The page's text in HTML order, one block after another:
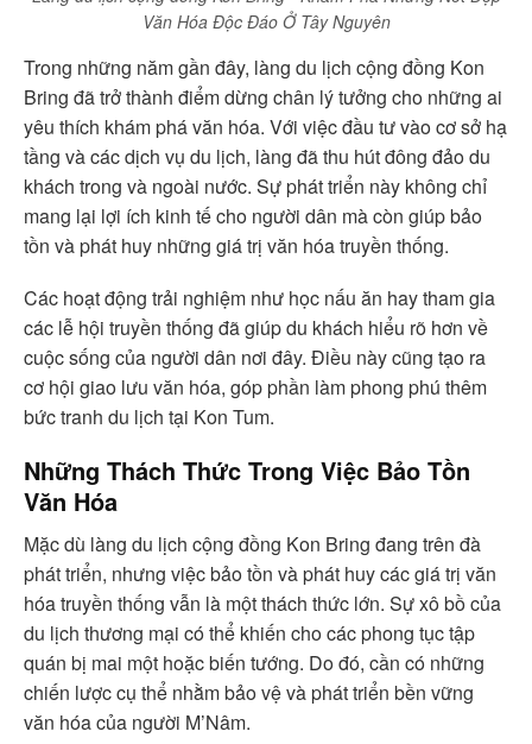
Văn Hóa Độc Đáo Ở Tây Nguyên
Trong những năm gần đây, làng du lịch cộng đồng Kon
Bring đã trở thành điểm dừng chân lý tưởng cho những ai
yêu thích khám phá văn hóa. Với việc đầu tư vào cơ sở hạ
tầng và các dịch vụ du lịch, làng đã thu hút đông đảo du
khách trong và ngoài nước. Sự phát triển này không chỉ
mang lại lợi ích kinh tế cho người dân mà còn giúp bảo
tồn và phát huy những giá trị văn hóa truyền thống.
Các hoạt động trải nghiệm như học nấu ăn hay tham gia
các lễ hội truyền thống đã giúp du khách hiểu rõ hơn về
cuộc sống của người dân nơi đây. Điều này cũng tạo ra
cơ hội giao lưu văn hóa, góp phần làm phong phú thêm
bức tranh du lịch tại Kon Tum.
Những Thách Thức Trong Việc Bảo Tồn
Văn Hóa
Mặc dù làng du lịch cộng đồng Kon Bring đang trên đà
phát triển, nhưng việc bảo tồn và phát huy các giá trị văn
hóa truyền thống vẫn là một thách thức lớn. Sự xô bồ của
du lịch thương mại có thể khiến cho các phong tục tập
quán bị mai một hoặc biến tướng. Do đó, cần có những
chiến lược cụ thể nhằm bảo vệ và phát triển bền vững
văn hóa của người M’Nâm.